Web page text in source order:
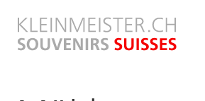
zum
Inhalt